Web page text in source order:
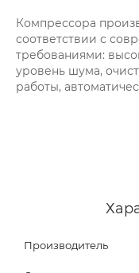
Компрессора
соответствии с
требованиями:
уровень шума,
работы,
Производитель